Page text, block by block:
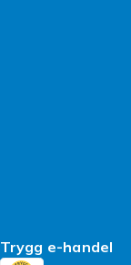
Trygg e-handel